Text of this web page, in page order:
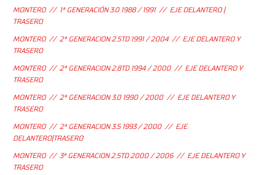
MONTERO // 1ª GENERACIÓN 3.0 1988 / 1991 // EJE DELANTERO |
TRASERO
MONTERO // 2ª GENERACION 2.5TD 1991 / 2004 // EJE DELANTERO Y
TRASERO
MONTERO // 2ª GENERACION 2.8TD 1994 / 2000 // EJE DELANTERO Y
TRASERO
MONTERO // 2ª GENERACION 3.0 1990 / 2000 // EJE DELANTERO Y
TRASERO
MONTERO // 2ª GENERACION 3.5 1993 / 2000 // EJE
DELANTERO|TRASERO
MONTERO // 3ª GENERACION 2.5TD 2000 / 2006 // EJE DELANTERO Y
TRASERO